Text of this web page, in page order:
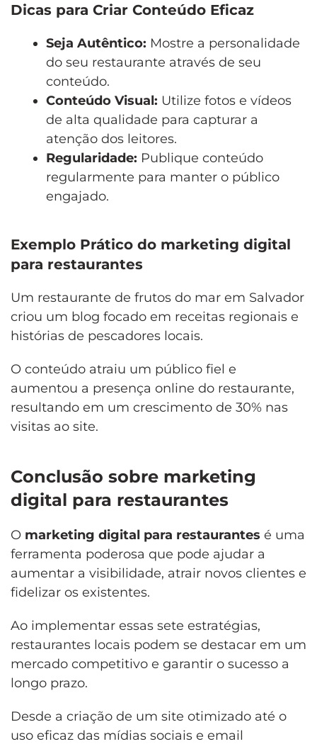
Dicas para Criar Conteúdo Eficaz
Seja Autêntico: Mostre a personalidade
do seu restaurante através de seu
conteúdo.
Conteúdo Visual: Utilize fotos e vídeos
de alta qualidade para capturar a
atenção dos leitores.
Regularidade: Publique conteúdo
regularmente para manter o público
engajado.
Exemplo Prático do marketing digital
para restaurantes
Um restaurante de frutos do mar em Salvador
criou um blog focado em receitas regionais e
histórias de pescadores locais.
O conteúdo atraiu um público fiel e
aumentou a presença online do restaurante,
resultando em um crescimento de 30% nas
visitas ao site.
Conclusão sobre marketing
digital para restaurantes
O marketing digital para restaurantes é uma
ferramenta poderosa que pode ajudar a
aumentar a visibilidade, atrair novos clientes e
fidelizar os existentes.
Ao implementar essas sete estratégias,
restaurantes locais podem se destacar em um
mercado competitivo e garantir o sucesso a
longo prazo.
Desde a criação de um site otimizado até o
uso eficaz das mídias sociais e email